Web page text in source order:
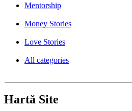
Mentorship
Money Stories
Love Stories
All categories
Hartă Site